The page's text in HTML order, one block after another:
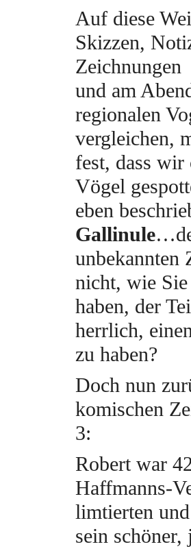
Auf diese
Skizzen,
und am
regionalen
vergleichen,
fest, dass
Vögel
eben
Gallinule
unbekannten
nicht, wie
haben, der
herrlich,
zu haben?
Doch nun
komischen
3:
Robert war
Haffmanns-
limtierten
sein schöner,